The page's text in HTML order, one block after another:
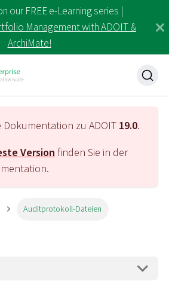
our FREE e-Learning series |
Management with ADOIT &
ArchiMate!
Dokumentation zu ADOIT 19.0.
Version finden Sie in der
Auditprotokoll-Dateien